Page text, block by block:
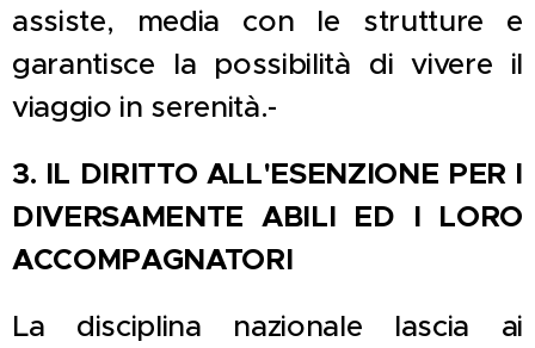
assiste, media con le strutture e
garantisce la possibilità di vivere il
viaggio in serenità.-
3. IL DIRITTO ALL'ESENZIONE PER I
DIVERSAMENTE ABILI ED I LORO
ACCOMPAGNATORI
La disciplina nazionale lascia ai